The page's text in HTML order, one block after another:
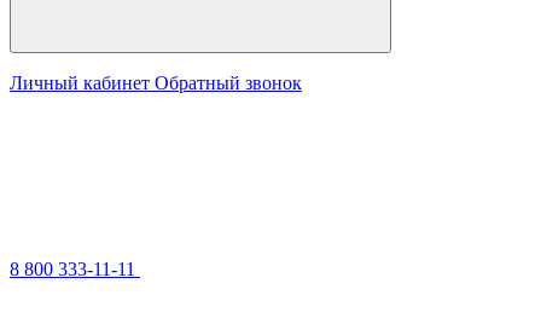
Личный кабинет Обратный звонок
8 800 333-11-11